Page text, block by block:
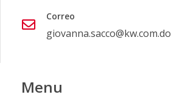
Correo
giovanna.sacco@kw.com.do
Menu